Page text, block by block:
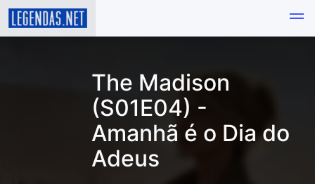
The Madison
(S01E04) -
Amanhã é o Dia do
Adeus